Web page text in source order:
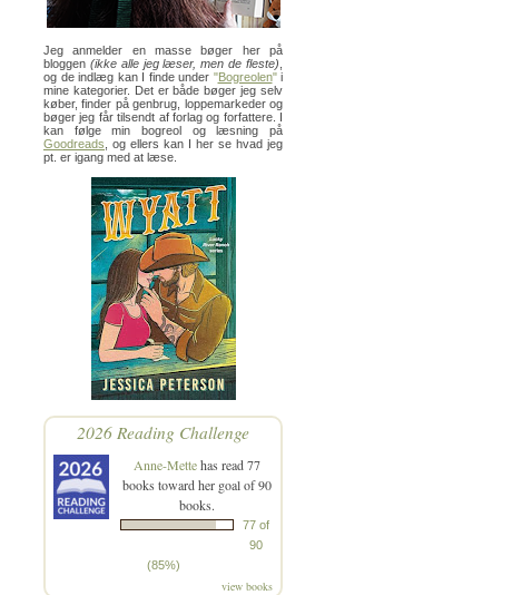
Jeg anmelder en masse bøger her på
bloggen (ikke alle jeg læser, men de fleste)
og de indlæg kan I finde under "Bogreolen"i
mine kategorier. Det er både bøger jeg selv
køber, finder på genbrug, loppemarkeder og
bøger jeg får tilsendt af forlag og forfattere. I
kan følge min bogreol og læsning på
Goodreads , og ellers kan I her se hvad jeg
pt. er igang med at læse.
2026 Reading Challenge
Anne-Mettehas read 77
books toward her goal of 90
books.
77 of
90
(85%)
view books